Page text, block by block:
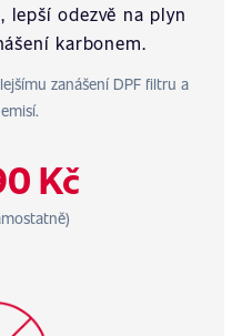
odezvě na plyn
karbonem.
zanášení DPF filtru a
Kč